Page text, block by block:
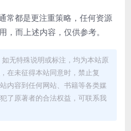
常都是更注重策略，任何资源
，而上述内容，仅供参考。
无特殊说明或标注，均为本站原
在未征得本站同意时，禁止复
内容到任何网站、书籍等各类媒
了原著者的合法权益，可联系我